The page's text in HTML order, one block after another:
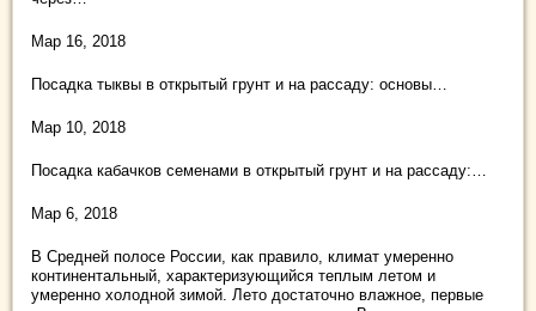
Мар 16, 2018
Посадка тыквы в открытый грунт и на рассаду: основы…
Мар 10, 2018
Посадка кабачков семенами в открытый грунт и на рассаду:…
Мар 6, 2018
В Средней полосе России, как правило, климат умеренно
континентальный, характеризующийся теплым летом и
умеренно холодной зимой. Лето достаточно влажное, первые